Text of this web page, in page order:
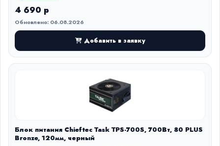
4 690 р
Обновлено: 06.08.2026
Добавить в заявку
Блок питания Chieftec Task TPS-700S, 700Вт, 80 PLUS
Bronze, 120мм, черный